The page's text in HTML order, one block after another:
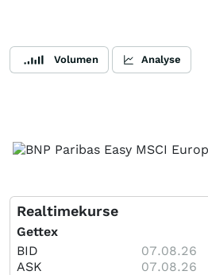
Volumen Analyse
Realtimekurse
Gettex
BID 07.08.26
ASK
07.08.26